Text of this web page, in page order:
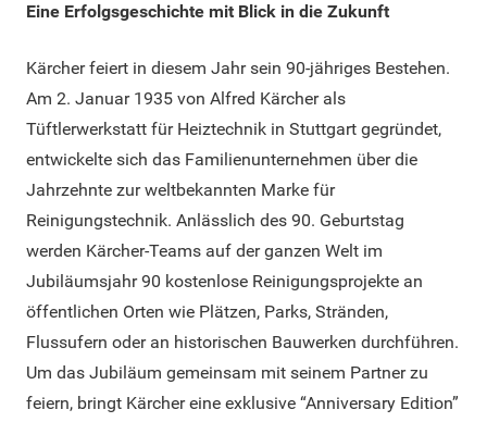
Eine Erfolgsgeschichte mit Blick in die Zukunft
Kärcher feiert in diesem Jahr sein 90-jähriges Bestehen.
Am 2. Januar 1935 von Alfred Kärcher als
Tüftlerwerkstatt für Heiztechnik in Stuttgart gegründet,
entwickelte sich das Familienunternehmen über die
Jahrzehnte zur weltbekannten Marke für
Reinigungstechnik. Anlässlich des 90. Geburtstag
werden Kärcher-Teams auf der ganzen Welt im
Jubiläumsjahr 90 kostenlose Reinigungsprojekte an
öffentlichen Orten wie Plätzen, Parks, Stränden,
Flussufern oder an historischen Bauwerken durchführen.
Um das Jubiläum gemeinsam mit seinem Partner zu
feiern, bringt Kärcher eine exklusive “Anniversary Edition”